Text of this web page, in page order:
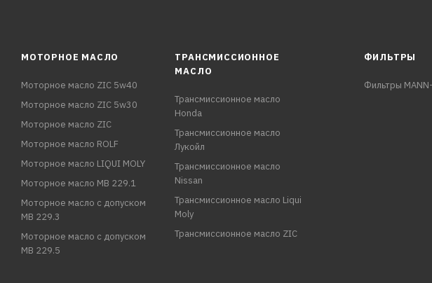
МОТОРНОЕ МАСЛО
Моторное масло ZIC 5w40
Моторное масло ZIC 5w30
Моторное масло ZIC
Моторное масло ROLF
Моторное масло LIQUI MOLY
Моторное масло MB 229.1
Моторное масло с допуском
MB 229.3
Моторное масло с допуском
MB 229.5
ТРАНСМИССИОННОЕ
МАСЛО
Трансмиссионное масло
Honda
Трансмиссионное масло
Лукойл
Трансмиссионное масло
Nissan
Трансмиссионное масло Liqui
Moly
Трансмиссионное масло ZIC
ФИЛЬТРЫ
Фильтры MANN-